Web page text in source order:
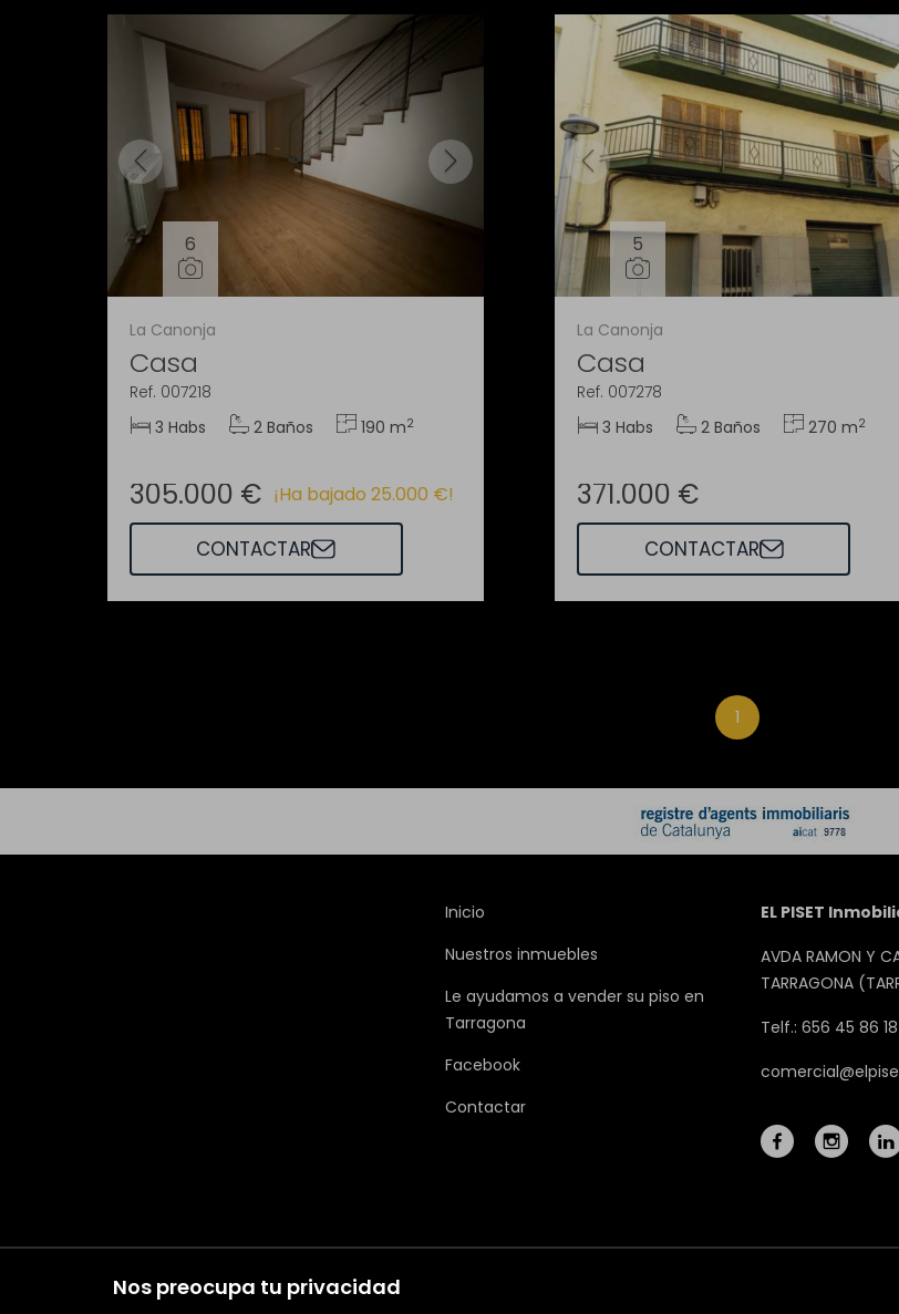
Nos preocupa tu privacidad
6
La Canonja
Casa
Ref. 007218
3 Habs
2 Baños 190 m2
305.000 € ¡Ha bajado 25.000 €!
CONTACTAR
5
La Canonja
Casa
Ref. 007278
3 Habs
2 Baños 270 m2
371.000 €
CONTACTAR
1
Inicio
Nuestros inmuebles
Le ayudamos a vender su piso en
Tarragona
Facebook
Contactar
EL PISET
AVDA RAMON Y
TARRAGONA
Telf.: 656 45 86